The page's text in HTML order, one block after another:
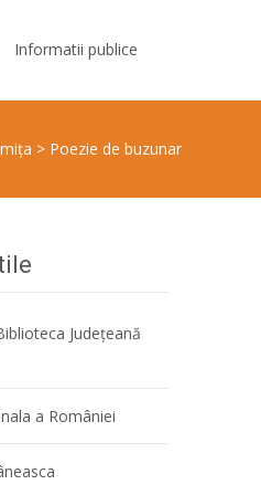
Informatii publice
> Poezie de buzunar
Județeană
a României